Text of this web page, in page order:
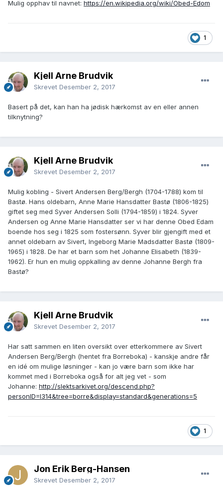
Mulig opphav til navnet: https://en.wikipedia.org/wiki/Obed-Edom
1
Kjell Arne Brudvik
Skrevet Desember 2, 2017
Basert på det, kan han ha jødisk hærkomst av en eller annen
tilknytning?
Kjell Arne Brudvik
Skrevet Desember 2, 2017
Mulig kobling - Sivert Andersen Berg/Bergh (1704-1788) kom til
Bastø. Hans oldebarn, Anne Marie Hansdatter Bastø (1806-1825)
giftet seg med Syver Andersen Solli (1794-1859) i 1824. Syver
Andersen og Anne Marie Hansdatter ser vi har denne Obed Edam
boende hos seg i 1825 som fostersønn. Syver blir gjengift med et
annet oldebarn av Sivert, Ingeborg Marie Madsdatter Bastø (1809-
1965) i 1828. De har et barn som het Johanne Elisabeth (1839-
1962). Er hun en mulig oppkalling av denne Johanne Bergh fra
Bastø?
Kjell Arne Brudvik
Skrevet Desember 2, 2017
Har satt sammen en liten oversikt over etterkommere av Sivert
Andersen Berg/Bergh (hentet fra Borreboka) - kanskje andre får
en idé om mulige løsninger - kan jo være barn som ikke har
kommet med i Borreboka også for alt jeg vet - som
Johanne: http://slektsarkivet.org/descend.php?
personID=I314&tree=borre&display=standard&generations=5
1
Jon Erik Berg-Hansen
Skrevet Desember 2, 2017